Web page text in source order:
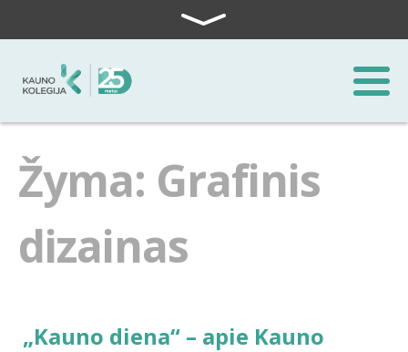
Žyma: Grafinis
dizainas
„Kauno diena“ – apie Kauno